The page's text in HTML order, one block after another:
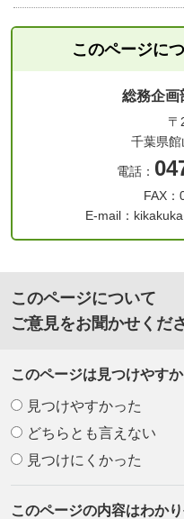
このページに
総務企画
〒
千葉県
電話：
FAX
E-mail：
このページについて
ご意見をお聞かせくだ
このページは見つけやす
見つけやすかった
どちらとも言えない
見つけにくかった
このページの内容はわか